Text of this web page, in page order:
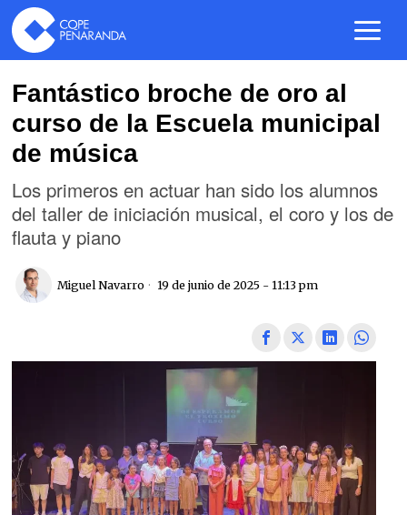
Fantástico broche de oro al
curso de la Escuela municipal
de música
Los primeros en actuar han sido los alumnos
del taller de iniciación musical, el coro y los de
flauta y piano
Miguel Navarro 19 de junio de 2025 - 11:13 pm